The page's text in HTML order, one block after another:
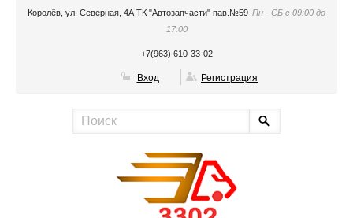
Королёв, ул. Северная, 4А ТК "Автозапчасти" пав.№59 Пн - СБ с 09:00 до
17:00
+7(963) 610-33-02
Вход Регистрация